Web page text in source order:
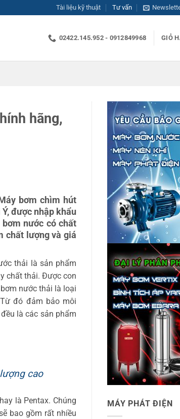
Tài liệu kỹ thuật Tư vấn
02422.145.952 - 0912849968 GIỎ
hãng,
bơm chìm hút
được nhập khẩu
nước có chất
chất lượng và giá
thải là sản phẩm
chất thải. Được con
nước thải là loại
đó đảm bảo môi
là các sản phẩm
cao
là Pentax. Chúng
bao gồm rất nhiều
MÁY PHÁT ĐIỆN